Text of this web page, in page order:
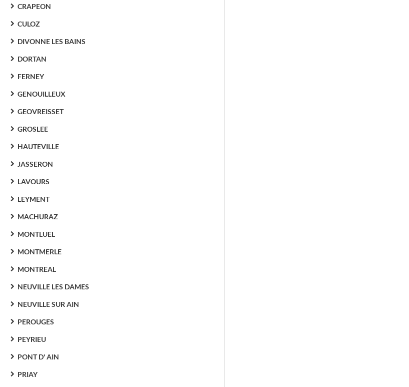
CRAPEON
CULOZ
DIVONNE LES BAINS
DORTAN
FERNEY
GENOUILLEUX
GEOVREISSET
GROSLEE
HAUTEVILLE
JASSERON
LAVOURS
LEYMENT
MACHURAZ
MONTLUEL
MONTMERLE
MONTREAL
NEUVILLE LES DAMES
NEUVILLE SUR AIN
PEROUGES
PEYRIEU
PONT D' AIN
PRIAY